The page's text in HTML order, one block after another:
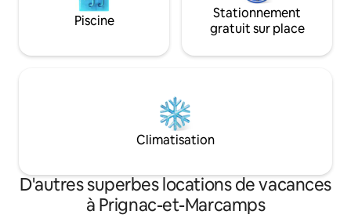
Piscine
Stationnement
gratuit sur place
Climatisation
D'autres superbes locations de vacances
à Prignac-et-Marcamps